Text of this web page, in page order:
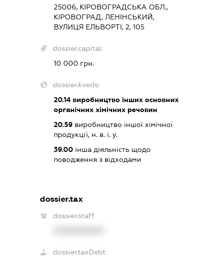
25006, КІРОВОГРАДСЬКА ОБЛ.,
КІРОВОГРАД, ЛЕНІНСЬКИЙ,
ВУЛИЦЯ ЕЛЬВОРТІ, 2, 105
dossier.capital:
10 000 грн.
dossier.kveds:
20.14виробництво інших основних
органічних хімічних речовин
20.59виробництво іншої хімічної
продукції, н. в. і. у.
39.00інша діяльність щодо
поводження з відходами
dossier.tax
dossier.staff
dossier.taxDebt